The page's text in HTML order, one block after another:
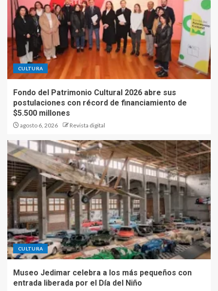
CULTURA
Fondo del Patrimonio Cultural 2026 abre sus
postulaciones con récord de financiamiento de
$5.500 millones
agosto 6, 2026 Revista digital
CULTURA
Museo Jedimar celebra a los más pequeños con
entrada liberada por el Día del Niño